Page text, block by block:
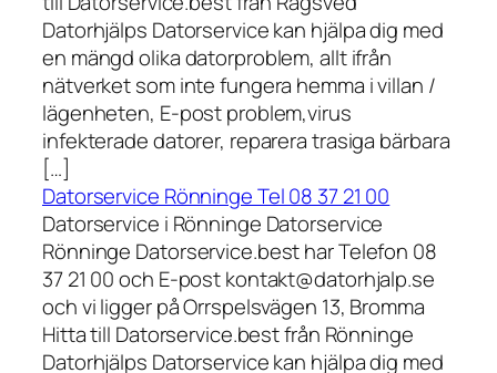
Datorhjälps Datorservice kan hjälpa dig med
en mängd olika datorproblem, allt ifrån
nätverket som inte fungera hemma i villan /
lägenheten, E-post problem,virus
infekterade datorer, reparera trasiga bärbara
[…]
Datorservice Rönninge Tel 08 37 21 00
Datorservice i Rönninge Datorservice
Rönninge Datorservice.best har Telefon 08
37 21 00 och E-post kontakt@datorhjalp.se
och vi ligger på Orrspelsvägen 13, Bromma
Hitta till Datorservice.best från Rönninge
Datorhjälps Datorservice kan hjälpa dig med